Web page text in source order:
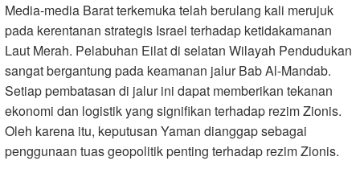
Media-media Barat terkemuka telah berulang kali merujuk
pada kerentanan strategis Israel terhadap ketidakamanan
Laut Merah. Pelabuhan Eilat di selatan Wilayah Pendudukan
sangat bergantung pada keamanan jalur Bab Al-Mandab.
Setiap pembatasan di jalur ini dapat memberikan tekanan
ekonomi dan logistik yang signifikan terhadap rezim Zionis.
Oleh karena itu, keputusan Yaman dianggap sebagai
penggunaan tuas geopolitik penting terhadap rezim Zionis.